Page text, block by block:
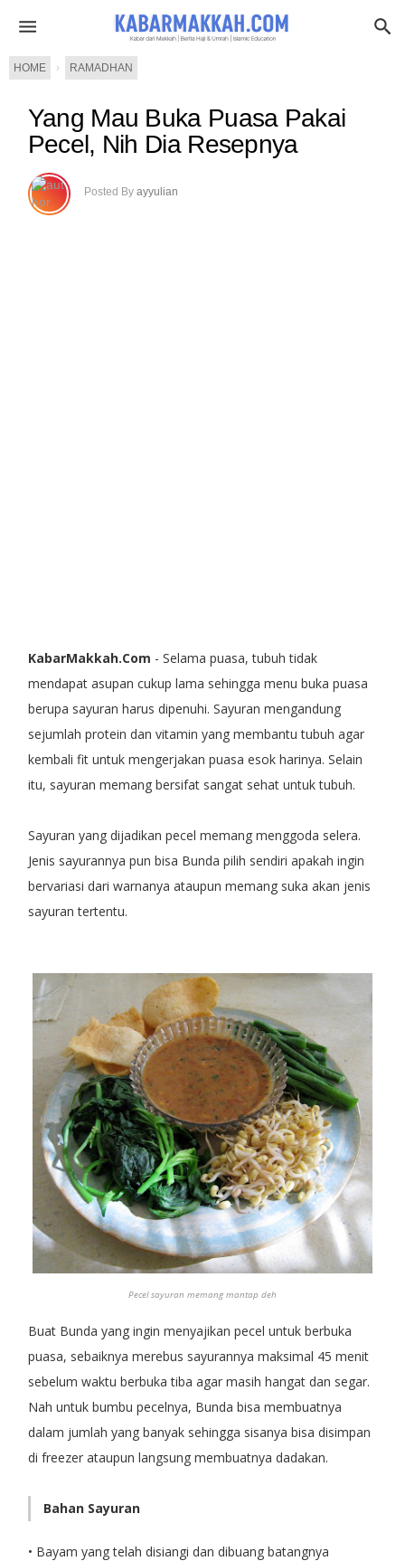
HOME › RAMADHAN
Yang Mau Buka Puasa Pakai
Pecel, Nih Dia Resepnya
Posted By ayyulian
KabarMakkah.Com - Selama puasa, tubuh tidak
mendapat asupan cukup lama sehingga menu buka puasa
berupa sayuran harus dipenuhi. Sayuran mengandung
sejumlah protein dan vitamin yang membantu tubuh agar
kembali fit untuk mengerjakan puasa esok harinya. Selain
itu, sayuran memang bersifat sangat sehat untuk tubuh.
Sayuran yang dijadikan pecel memang menggoda selera.
Jenis sayurannya pun bisa Bunda pilih sendiri apakah ingin
bervariasi dari warnanya ataupun memang suka akan jenis
sayuran tertentu.
Pecel sayuran memang mantap deh
Buat Bunda yang ingin menyajikan pecel untuk berbuka
puasa, sebaiknya merebus sayurannya maksimal 45 menit
sebelum waktu berbuka tiba agar masih hangat dan segar.
Nah untuk bumbu pecelnya, Bunda bisa membuatnya
dalam jumlah yang banyak sehingga sisanya bisa disimpan
di freezer ataupun langsung membuatnya dadakan.
Bahan Sayuran
• Bayam yang telah disiangi dan dibuang batangnya